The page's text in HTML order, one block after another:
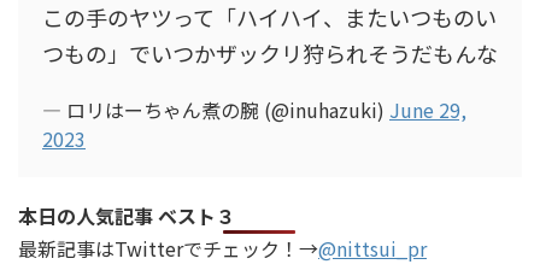
この手のヤツって「ハイハイ、またいつものい
つもの」でいつかザックリ狩られそうだもんな
— ロリはーちゃん煮の腕 (@inuhazuki) June 29,
2023
本日の人気記事 ベスト３
最新記事はTwitterでチェック！→@nittsui_pr